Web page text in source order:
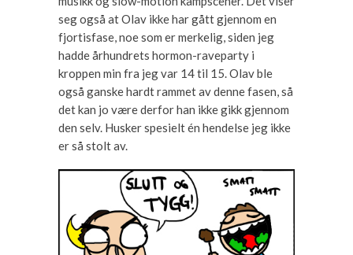
seg også at Olav ikke har gått gjennom en
fjortisfase, noe som er merkelig, siden jeg
hadde århundrets hormon-raveparty i
kroppen min fra jeg var 14 til 15. Olav ble
også ganske hardt rammet av denne fasen, så
det kan jo være derfor han ikke gikk gjennom
den selv. Husker spesielt én hendelse jeg ikke
er så stolt av.